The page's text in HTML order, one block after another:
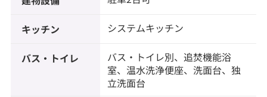
キッチン システムキッチン
バス・トイレ
バス・トイレ別、追焚機能浴
室、温水洗浄便座、洗面台、独
立洗面台